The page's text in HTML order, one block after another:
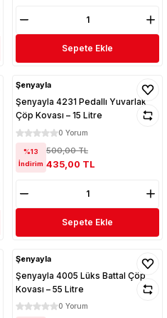
Sepete Ekle
Şenyayla
Şenyayla 4231 Pedallı Yuvarlak
Çöp Kovası – 15 Litre
0 Yorum
%13
İndirim
500,00 TL
435,00 TL
Sepete Ekle
Şenyayla
Şenyayla 4005 Lüks Battal Çöp
Kovası – 55 Litre
0 Yorum